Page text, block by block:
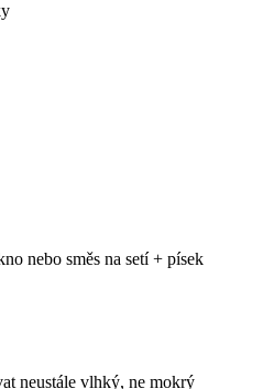
nebo směs na setí + písek
neustále vlhký, ne mokrý